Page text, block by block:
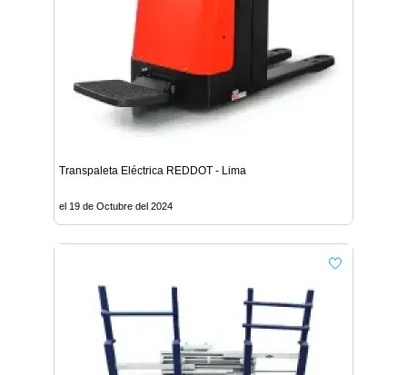
Transpaleta Eléctrica REDDOT - Lima
el 19 de Octubre del 2024